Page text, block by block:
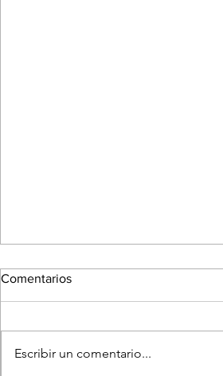
Comentarios
Escribir un comentario...